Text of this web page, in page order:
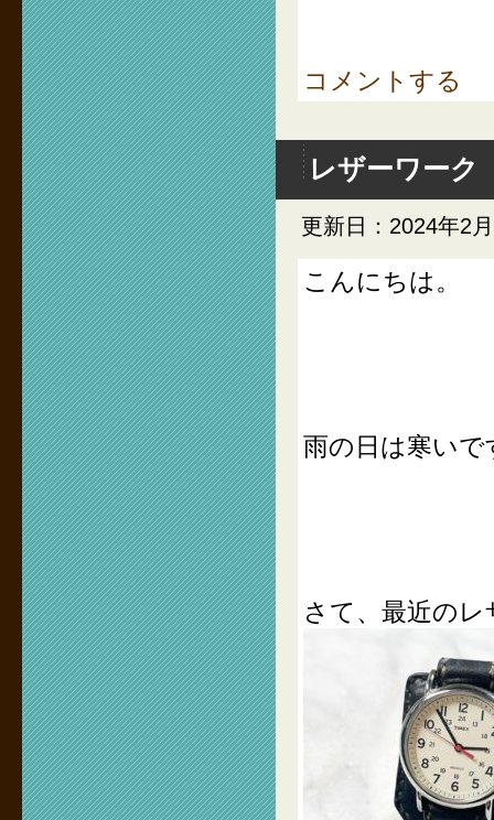
コメントする
レザーワーク
更新日：2024年2
こんにちは。
雨の日は寒い
さて、最近の